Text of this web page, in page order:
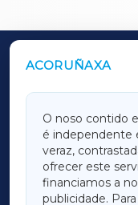
ACORUÑAXA
O noso contido
é independente
veraz,
ofrecer este
financiamos a
publicidade.
OUTROS